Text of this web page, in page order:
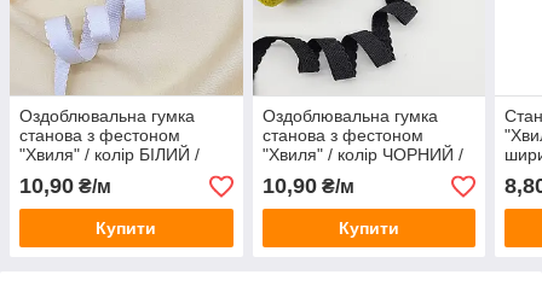
Оздоблювальна гумка
станова з фестоном
"Хвиля" / колір БІЛИЙ /
ширина 1,2 см /
замовлення від 1 метра
10,90 ₴/м
Купити
Оздоблювальна гумка
станова з фестоном
"Хвиля" / колір ЧОРНИЙ /
ширина 1,2 см /
замовлення від 1 метра
10,90₴/м
Купити
від